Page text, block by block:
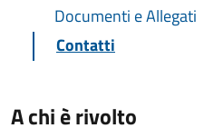
Documenti e Allegati
Contatti
A chi è rivolto